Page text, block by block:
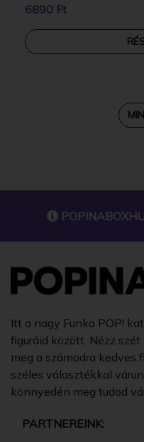
6890 Ft
Itt a nagy Funko POP!
figuráid között. Nézz
meg a számodra kedves
széles választékkal
könnyedén meg tudod
PARTNEREINK: